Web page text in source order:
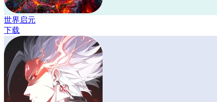
世界启元
下载